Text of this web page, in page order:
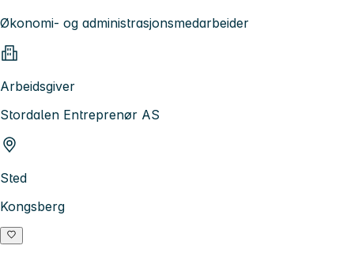
Økonomi- og administrasjonsmedarbeider
Arbeidsgiver
Stordalen Entreprenør AS
Sted
Kongsberg